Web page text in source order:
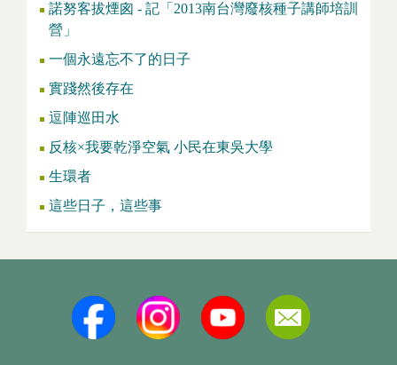
諾努客拔煙囪 - 記「2013南台灣廢核種子講師培訓
營」
一個永遠忘不了的日子
實踐然後存在
逗陣巡田水
反核×我要乾淨空氣 小民在東吳大學
生環者
這些日子，這些事